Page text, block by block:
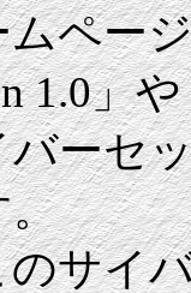
ペー
1.0」
ーセ
。
サイ